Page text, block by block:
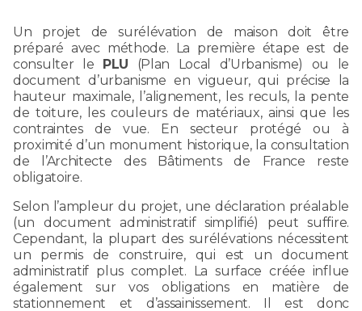
Un projet de surélévation de maison doit être
préparé avec méthode. La première étape est de
consulter le PLU (Plan Local d’Urbanisme) ou le
document d’urbanisme en vigueur, qui précise la
hauteur maximale, l’alignement, les reculs, la pente
de toiture, les couleurs de matériaux, ainsi que les
contraintes de vue. En secteur protégé ou à
proximité d’un monument historique, la consultation
de l’Architecte des Bâtiments de France reste
obligatoire.
Selon l’ampleur du projet, une déclaration préalable
(un document administratif simplifié) peut suffire.
Cependant, la plupart des surélévations nécessitent
un permis de construire, qui est un document
administratif plus complet. La surface créée influe
également sur vos obligations en matière de
stationnement et d’assainissement. Il est donc